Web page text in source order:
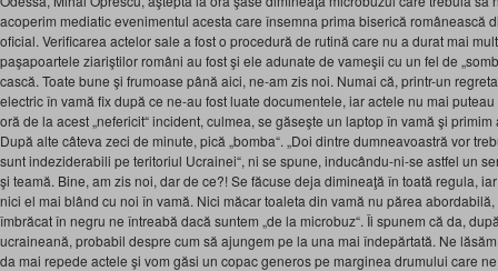
acoperim mediatic evenimentul acesta care însemna prima biserică românească
oficial. Verificarea actelor sale a fost o procedură de rutină care nu a durat mai
paşapoartele ziariştilor români au fost şi ele adunate de vameşii cu un fel de
cască. Toate bune şi frumoase până aici, ne-am zis noi. Numai că, printr-un
electric în vamă fix după ce ne-au fost luate documentele, iar actele nu mai
oră de la acest „nefericit“ incident, culmea, se găseşte un laptop în vamă şi
După alte câteva zeci de minute, pică „bomba“. „Doi dintre dumneavoastră vor
sunt indeziderabili pe teritoriul Ucrainei“, ni se spune, inducându-ni-se astfel un
şi teamă. Bine, am zis noi, dar de ce?! Se făcuse deja dimineaţă în toată regula,
nici el mai blând cu noi în vamă. Nici măcar toaleta din vamă nu părea
îmbrăcat în negru ne întreabă dacă suntem „de la microbuz“. Îi spunem că da,
ucraineană, probabil despre cum să ajungem pe la una mai îndepărtată. Ne
da mai repede actele şi vom găsi un copac generos pe marginea drumului care